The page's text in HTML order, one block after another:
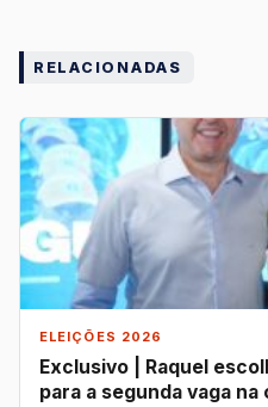
RELACIONADAS
ELEIÇÕES 2026
Exclusivo | Raquel
para a segunda vaga na